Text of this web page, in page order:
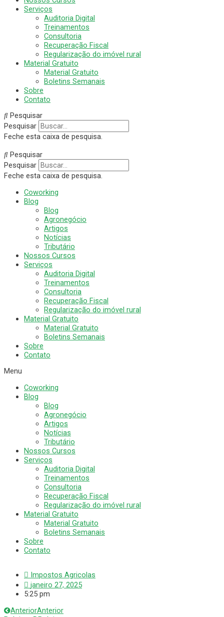
Serviços
Auditoria Digital
Treinamentos
Consultoria
Recuperação Fiscal
Regularização do imóvel rural
Material Gratuito
Material Gratuito
Boletins Semanais
Sobre
Contato
Pesquisar
Pesquisar
Feche esta caixa de pesquisa.
Pesquisar
Pesquisar
Feche esta caixa de pesquisa.
Coworking
Blog
Blog
Agronegócio
Artigos
Notícias
Tributário
Nossos Cursos
Serviços
Auditoria Digital
Treinamentos
Consultoria
Recuperação Fiscal
Regularização do imóvel rural
Material Gratuito
Material Gratuito
Boletins Semanais
Sobre
Contato
Menu
Coworking
Blog
Blog
Agronegócio
Artigos
Notícias
Tributário
Nossos Cursos
Serviços
Auditoria Digital
Treinamentos
Consultoria
Recuperação Fiscal
Regularização do imóvel rural
Material Gratuito
Material Gratuito
Boletins Semanais
Sobre
Contato
Impostos Agricolas
janeiro 27, 2025
5:25 pm
AnteriorAnterior